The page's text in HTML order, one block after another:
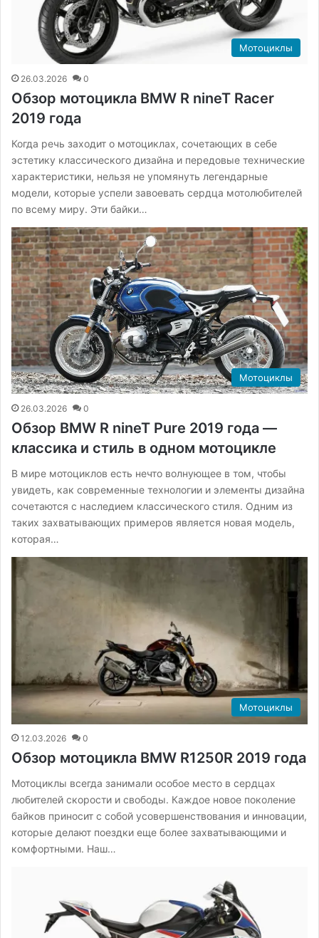
Мотоциклы
26.03.2026 0
Обзор мотоцикла BMW R nineT Racer
2019 года
Когда речь заходит о мотоциклах, сочетающих в себе
эстетику классического дизайна и передовые технические
характеристики, нельзя не упомянуть легендарные
модели, которые успели завоевать сердца мотолюбителей
по всему миру. Эти байки…
Мотоциклы
26.03.2026 0
Обзор BMW R nineT Pure 2019 года —
классика и стиль в одном мотоцикле
В мире мотоциклов есть нечто волнующее в том, чтобы
увидеть, как современные технологии и элементы дизайна
сочетаются с наследием классического стиля. Одним из
таких захватывающих примеров является новая модель,
которая…
Мотоциклы
12.03.2026 0
Обзор мотоцикла BMW R1250R 2019 года
Мотоциклы всегда занимали особое место в сердцах
любителей скорости и свободы. Каждое новое поколение
байков приносит с собой усовершенствования и инновации,
которые делают поездки еще более захватывающими и
комфортными. Наш…